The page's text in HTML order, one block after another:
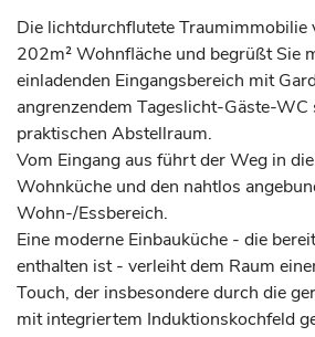
Die lichtdurchflutete Traumimmobilie
202m² Wohnfläche und begrüßt Sie
einladenden Eingangsbereich mit
angrenzendem Tageslicht-Gäste-WC
praktischen Abstellraum.
Vom Eingang aus führt der Weg in
Wohnküche und den nahtlos
Wohn-/Essbereich.
Eine moderne Einbauküche - die
enthalten ist - verleiht dem Raum
Touch, der insbesondere durch die
mit integriertem Induktionskochfeld